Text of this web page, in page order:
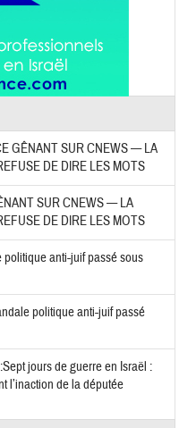
GÊNANT SUR CNEWS — LA
DE DIRE LES MOTS
SUR CNEWS — LA
DE DIRE LES MOTS
politique anti-juif passé sous
politique anti-juif passé
jours de guerre en Israël :
l’inaction de la députée